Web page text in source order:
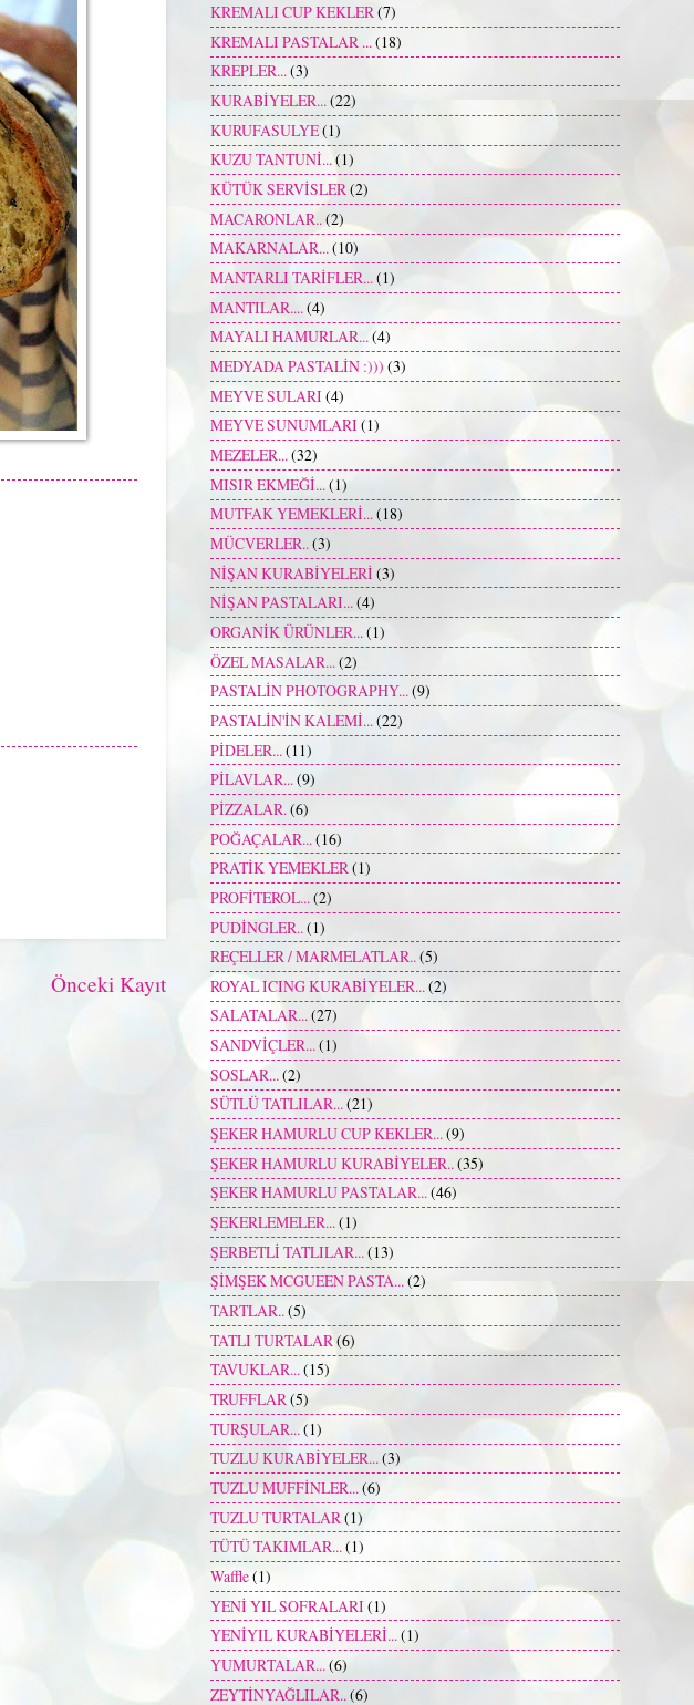
Önceki Kayıt
KREMALI CUP KEKLER(7)
KREMALI PASTALAR ...(18)
KREPLER...(3)
KURABİYELER...(22)
KURUFASULYE(1)
KUZU TANTUNİ...(1)
KÜTÜK SERVİSLER(2)
MACARONLAR.. (2)
MAKARNALAR...(10)
MANTARLI TARİFLER...(1)
MANTILAR.... (4)
MAYALI HAMURLAR...(4)
MEDYADA PASTALİN :))) (3)
MEYVE SULARI (4)
MEYVE SUNUMLARI (1)
MEZELER...(32)
MISIR EKMEĞİ...(1)
MUTFAK YEMEKLERİ...(18)
MÜCVERLER..(3)
NİŞAN KURABİYELERİ (3)
NİŞAN PASTALARI...(4)
ORGANİK ÜRÜNLER...(1)
ÖZEL MASALAR... (2)
PASTALİN PHOTOGRAPHY...(9)
PASTALİN'İN KALEMİ...(22)
PİDELER...(11)
PİLAVLAR...(9)
PİZZALAR.(6)
POĞAÇALAR... (16)
PRATİK YEMEKLER(1)
PROFİTEROL...(2)
PUDİNGLER.. (1)
REÇELLER / MARMELATLAR..(5)
ROYAL ICING KURABİYELER...(2)
SALATALAR...(27)
SANDVİÇLER...(1)
SOSLAR... (2)
SÜTLÜ TATLILAR...(21)
ŞEKER HAMURLU CUP KEKLER...(9)
ŞEKER HAMURLU KURABİYELER.. (35)
ŞEKER HAMURLU PASTALAR...(46)
ŞEKERLEMELER...(1)
ŞERBETLİ TATLILAR... (13)
ŞİMŞEK MCGUEEN PASTA...(2)
TARTLAR..(5)
TATLI TURTALAR (6)
TAVUKLAR...(15)
TRUFFLAR(5)
TURŞULAR... (1)
TUZLU KURABİYELER...(3)
TUZLU MUFFİNLER...(6)
TUZLU TURTALAR (1)
TÜTÜ TAKIMLAR...(1)
Waffle(1)
YENİ YIL SOFRALARI(1)
YENİYIL KURABİYELERİ...(1)
YUMURTALAR...(6)
ZEYTİNYAĞLILAR.. (6)